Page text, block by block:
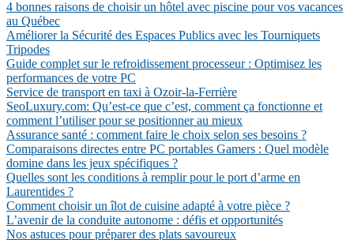
4 bonnes raisons de choisir un hôtel avec piscine pour vos vacances
au Québec
Améliorer la Sécurité des Espaces Publics avec les Tourniquets
Tripodes
Guide complet sur le refroidissement processeur : Optimisez les
performances de votre PC
Service de transport en taxi à Ozoir-la-Ferrière
SeoLuxury.com: Qu’est-ce que c’est, comment ça fonctionne et
comment l’utiliser pour se positionner au mieux
Assurance santé : comment faire le choix selon ses besoins ?
Comparaisons directes entre PC portables Gamers : Quel modèle
domine dans les jeux spécifiques ?
Quelles sont les conditions à remplir pour le port d’arme en
Laurentides ?
Comment choisir un îlot de cuisine adapté à votre pièce ?
L’avenir de la conduite autonome : défis et opportunités
Nos astuces pour préparer des plats savoureux